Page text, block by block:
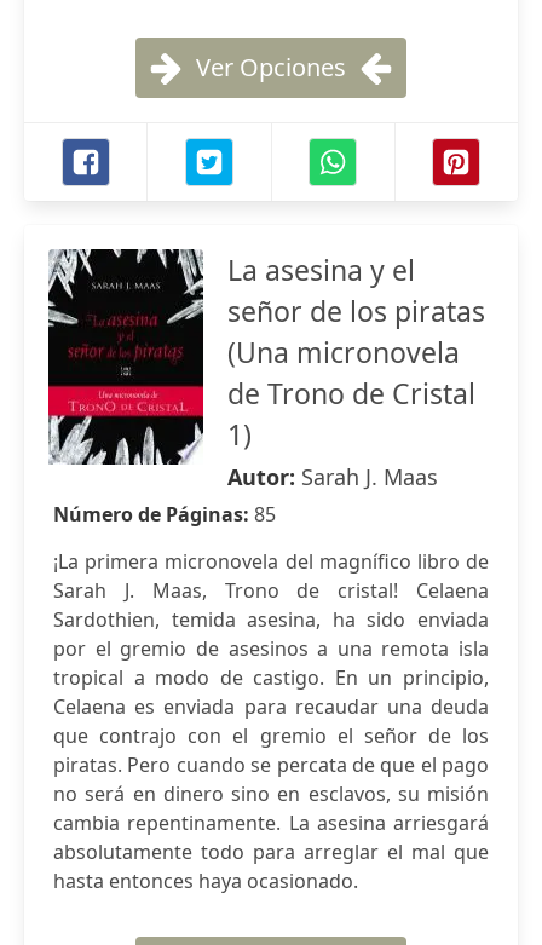
Ver Opciones
La asesina y el
señor de los piratas
(Una micronovela
de Trono de Cristal
1)
Autor: Sarah J. Maas
Número de Páginas: 85
¡La primera micronovela del magnífico libro de
Sarah J. Maas, Trono de cristal! Celaena
Sardothien, temida asesina, ha sido enviada
por el gremio de asesinos a una remota isla
tropical a modo de castigo. En un principio,
Celaena es enviada para recaudar una deuda
que contrajo con el gremio el señor de los
piratas. Pero cuando se percata de que el pago
no será en dinero sino en esclavos, su misión
cambia repentinamente. La asesina arriesgará
absolutamente todo para arreglar el mal que
hasta entonces haya ocasionado.